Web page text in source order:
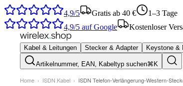
4,9/5 Gratis ab 40 €
1–3 Tage
4,9/5 auf Google Kostenloser
Kabel & Leitungen Stecker & Adapter Keystone &
Artikelnummer, EAN, Kabeltyp suchen⌘K
Home › ISDN Kabel › ISDN Telefon-Verlängerung-Western-